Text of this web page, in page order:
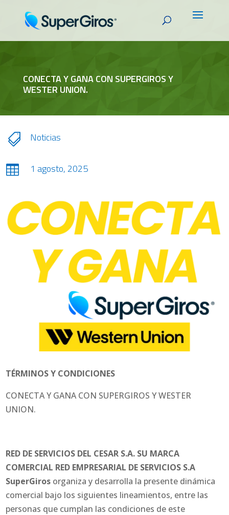
CONECTA Y GANA CON SUPERGIROS Y
WESTER UNION.
 Noticias
 1 agosto, 2025
TÉRMINOS Y CONDICIONES
CONECTA Y GANA CON SUPERGIROS Y WESTER
UNION.
RED DE SERVICIOS DEL CESAR S.A. SU MARCA
COMERCIAL RED EMPRESARIAL DE SERVICIOS S.A
SuperGiros organiza y desarrolla la presente dinámica
comercial bajo los siguientes lineamientos, entre las
personas que cumplan las condiciones de este